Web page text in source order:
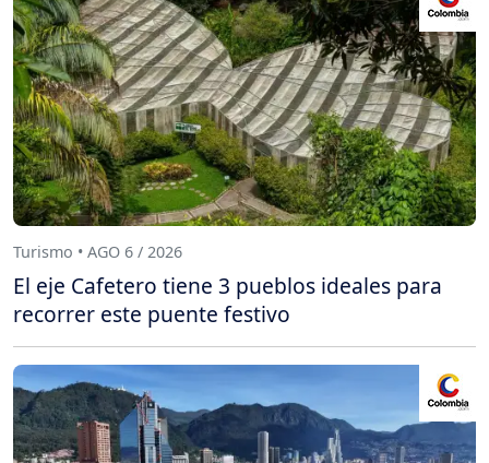
Turismo • AGO 6 / 2026
El eje Cafetero tiene 3 pueblos ideales para
recorrer este puente festivo